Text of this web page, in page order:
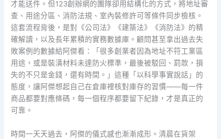
才能送件。但123創辦網的團隊卻用結構化的方式，將地址審
查、用途分區、消防法規、室內裝修許可等條件同步檢核。
這套流程背後，是對《公司法》《建築法》《消防法》的精
確解讀，以及長年累積的實務數據庫。顧問甚至拿出過去失
敗案例的數據給阿傑看：「很多創業者因為地址不符工業區
用途，或是裝潢材料未達防火標準，最後被駁回、罰款，損
失的不只是金錢，還有時間。」這種「以科學事實說話」的
態度，讓阿傑想起自己在倉庫裡核對庫存的習慣——每一件
商品都要對應條碼，每一個程序都要留下紀錄，才是真正的
可靠。
時間一天天過去，阿傑的儀式感也漸漸成形。清晨在貨架